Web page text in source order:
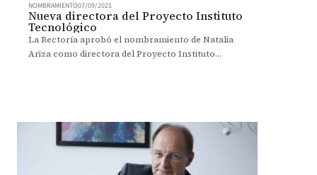
NOMBRAMIENTO07/09/2021
Nueva directora del Proyecto Instituto
Tecnológico
La Rectoría aprobó el nombramiento de Natalia
Ariza como directora del Proyecto Instituto